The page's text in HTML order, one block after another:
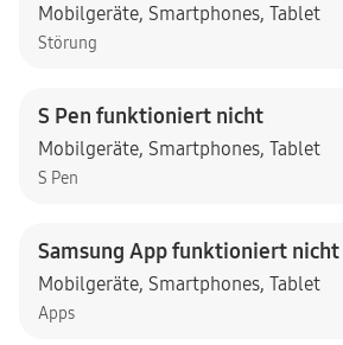
Mobilgeräte, Smartphones, Tablet
Störung
S Pen funktioniert nicht
Mobilgeräte, Smartphones, Tablet
S Pen
Samsung App funktioniert nicht
Mobilgeräte, Smartphones, Tablet
Apps